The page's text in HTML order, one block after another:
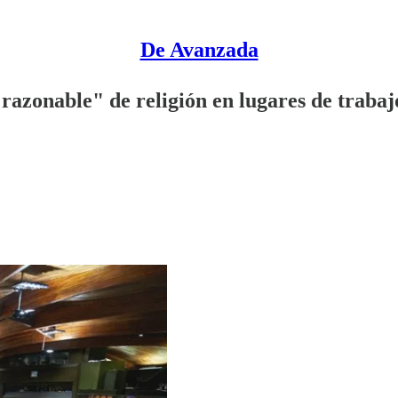
De Avanzada
de religión en lugares de